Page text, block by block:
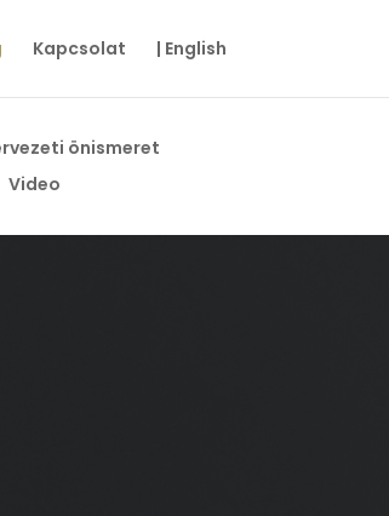
Kapcsolat | English
önismeret
Video